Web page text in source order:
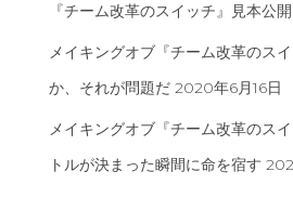
『チーム改革のスイッチ』見本公開
メイキングオブ『チーム改革のス
か、それが問題だ 2020年6月16日
メイキングオブ『チーム改革のス
トルが決まった瞬間に命を宿す